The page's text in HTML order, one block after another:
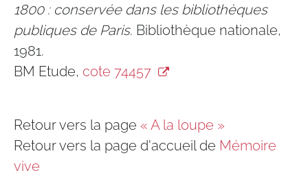
1800 : conservée dans les bibliothèques
publiques de Paris. Bibliothèque nationale,
1981.
BM Etude, cote 74457
Retour vers la page « A la loupe »
Retour vers la page d'accueil de Mémoire
vive